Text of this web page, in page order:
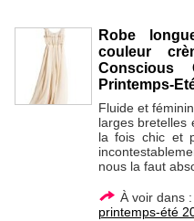
Robe
couleur
Conscious
Printemps-
Fluide et
larges bretelles
la fois chic et
nous la faut
À voir dans :
printemps-été